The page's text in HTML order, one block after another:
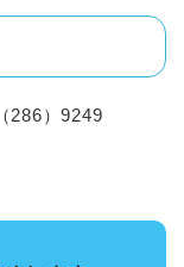
）9249